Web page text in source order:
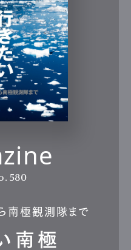
580
南極観測隊まで
南極